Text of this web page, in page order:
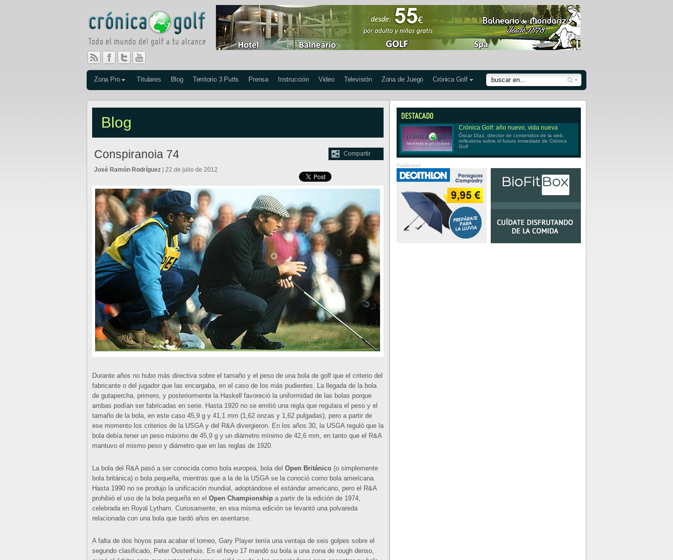
Zona Pro Titulares Blog Territorio 3 Putts Prensa Instrucción Video Televisión Zona de Juego Crónica Golf
Blog
Compartir
Conspiranoia 74
José Ramón Rodríguez | 22 de julio de 2012
Durante años no hubo más directiva sobre el tamaño y el peso de una bola de golf que el criterio del
fabricante o del jugador que las encargaba, en el caso de los más pudientes. La llegada de la bola
de gutapercha, primero, y posteriormente la Haskell favoreció la uniformidad de las bolas porque
ambas podían ser fabricadas en serie. Hasta 1920 no se emitió una regla que regulara el peso y el
tamaño de la bola, en este caso 45,9 g y 41,1 mm (1,62 onzas y 1,62 pulgadas), pero a partir de
ese momento los criterios de la USGA y del R&A divergieron. En los años 30, la USGA reguló que la
bola debía tener un peso máximo de 45,9 g y un diámetro mínimo de 42,6 mm, en tanto que el R&A
mantuvo el mismo peso y diámetro que en las reglas de 1920.
La bola del R&A pasó a ser conocida como bola europea, bola del Open Británico (o simplemente
bola británica) o bola pequeña, mientras que a la de la USGA se la conoció como bola americana.
Hasta 1990 no se produjo la unificación mundial, adoptándose el estándar americano, pero el R&A
prohibió el uso de la bola pequeña en el Open Championship a partir de la edición de 1974,
celebrada en Royal Lytham. Curiosamente, en esa misma edición se levantó una polvareda
relacionada con una bola que tardó años en asentarse.
A falta de dos hoyos para acabar el torneo, Gary Player tenía una ventaja de seis golpes sobre el
segundo clasificado, Peter Oosterhuis. En el hoyo 17 mandó su bola a una zona de rough denso,
Crónica Golf: año nuevo, vida nueva
Óscar Díaz, director de contenidos de la web,
reflexiona sobre el futuro inmediato de Crónica
Golf
Publicidad